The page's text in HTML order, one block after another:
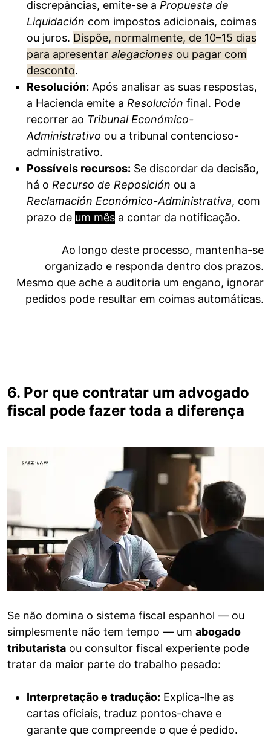
discrepâncias, emite-se a Propuesta de
Liquidación com impostos adicionais, coimas
ou juros. Dispõe, normalmente, de 10–15 dias
para apresentar alegaciones ou pagar com
desconto.
Resolución: Após analisar as suas respostas,
a Hacienda emite a Resolución final. Pode
recorrer ao Tribunal Económico-
Administrativo ou a tribunal contencioso-
administrativo.
Possíveis recursos: Se discordar da decisão,
há o Recurso de Reposición ou a
Reclamación Económico-Administrativa, com
prazo de um mês a contar da notificação.
Ao longo deste processo, mantenha-se
organizado e responda dentro dos prazos.
Mesmo que ache a auditoria um engano, ignorar
pedidos pode resultar em coimas automáticas.
6. Por que contratar um advogado
fiscal pode fazer toda a diferença
Se não domina o sistema fiscal espanhol — ou
simplesmente não tem tempo — um abogado
tributarista ou consultor fiscal experiente pode
tratar da maior parte do trabalho pesado:
Interpretação e tradução: Explica-lhe as
cartas oficiais, traduz pontos-chave e
garante que compreende o que é pedido.